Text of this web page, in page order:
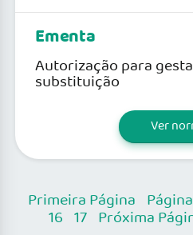
Ementa
Autorização para
substituição
Ver
Primeira Página
16 17 Próxima